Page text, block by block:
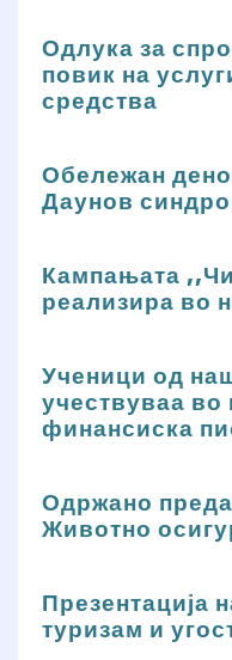
Одлука за
повик на
средства
Обележан
Даунов
Кампањата
реализира во
Ученици од
учествуваа во
финансиска
Одржано
Животно
Презентација
туризам и